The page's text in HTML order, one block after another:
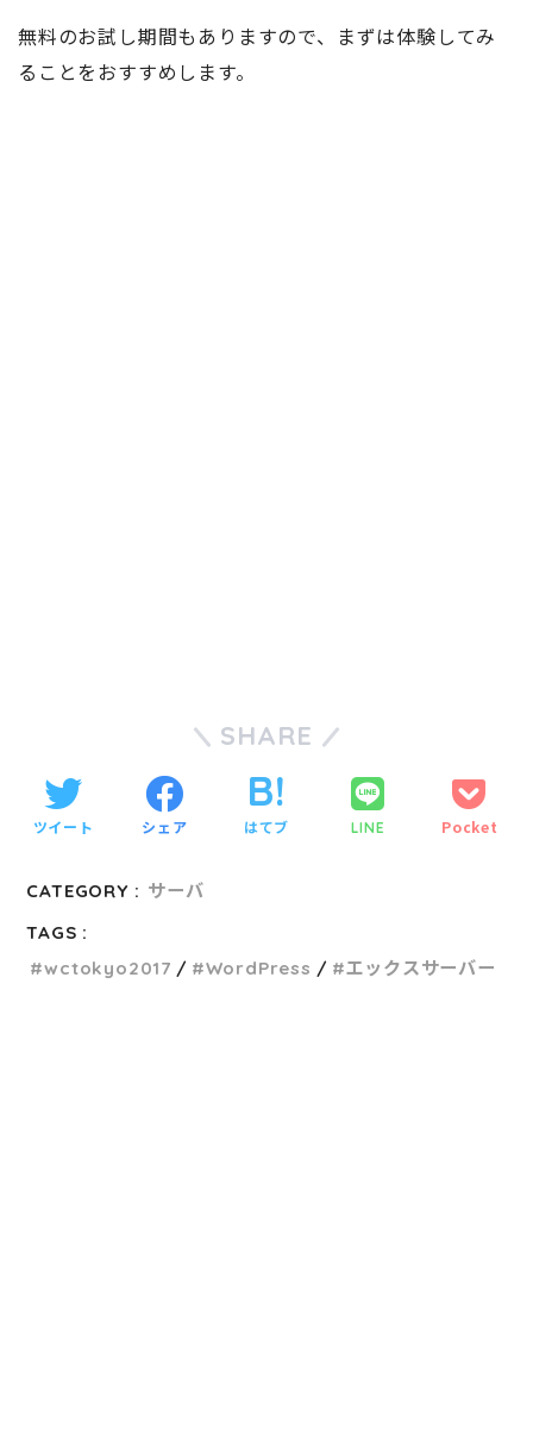
無料のお試し期間もありますので、まずは体験してみ
ることをおすすめします。
SHARE
ツイート シェア はてブ LINE Pocket
CATEGORY : サーバ
TAGS :
wctokyo2017
WordPress エックスサーバー